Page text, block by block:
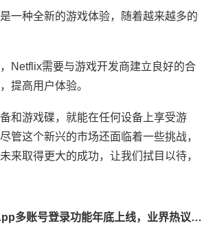
一种全新的游戏体验，随着越来越多的
Netflix需要与游戏开发商建立良好的合
提高用户体验。
和游戏碟，就能在任何设备上享受游
管这个新兴的市场还面临着一些挑战，
来取得更大的成功，让我们拭目以待，
下一篇：WhatsApp多账号登录功能年底上线，业界热议新特性